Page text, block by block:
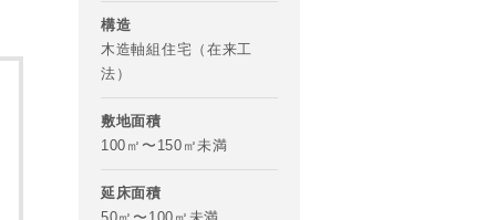
構造
木造軸組住宅（在来工
法）
敷地面積
100㎡〜150㎡未満
延床面積